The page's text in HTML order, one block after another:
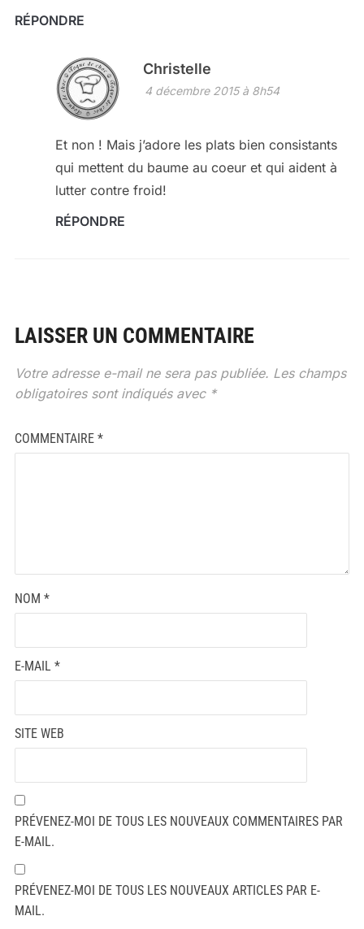
RÉPONDRE
Christelle
4 décembre 2015 à 8h54
Et non ! Mais j’adore les plats bien consistants
qui mettent du baume au coeur et qui aident à
lutter contre froid!
RÉPONDRE
LAISSER UN COMMENTAIRE
Votre adresse e-mail ne sera pas publiée. Les champs
obligatoires sont indiqués avec *
COMMENTAIRE *
NOM *
E-MAIL *
SITE WEB
PRÉVENEZ-MOI DE TOUS LES NOUVEAUX COMMENTAIRES PAR
E-MAIL.
PRÉVENEZ-MOI DE TOUS LES NOUVEAUX ARTICLES PAR E-
MAIL.